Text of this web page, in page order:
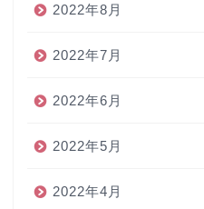
2022年8月
2022年7月
2022年6月
2022年5月
2022年4月